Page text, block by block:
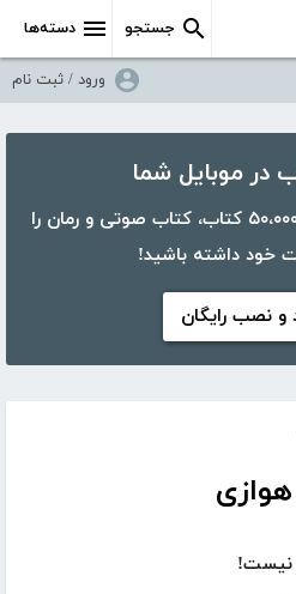
دسته‌ها جستجو
ورود / ثبت نام
با اپلیکیشن کتابراه، بیش از ۵۰،۰۰۰ کتاب، کتاب صوتی و رمان را
خود داشته باشید!
و نصب رایگان
نیست!